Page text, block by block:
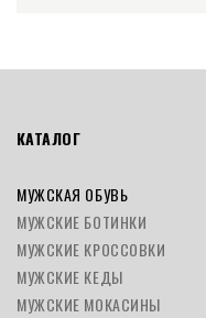
КАТАЛОГ
МУЖСКАЯ ОБУВЬ
МУЖСКИЕ БОТИНКИ
МУЖСКИЕ КРОССОВКИ
МУЖСКИЕ КЕДЫ
МУЖСКИЕ МОКАСИНЫ